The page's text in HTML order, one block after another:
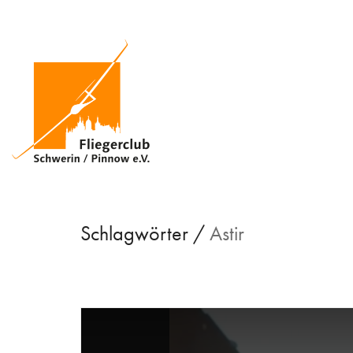
Schlagwörter /Astir